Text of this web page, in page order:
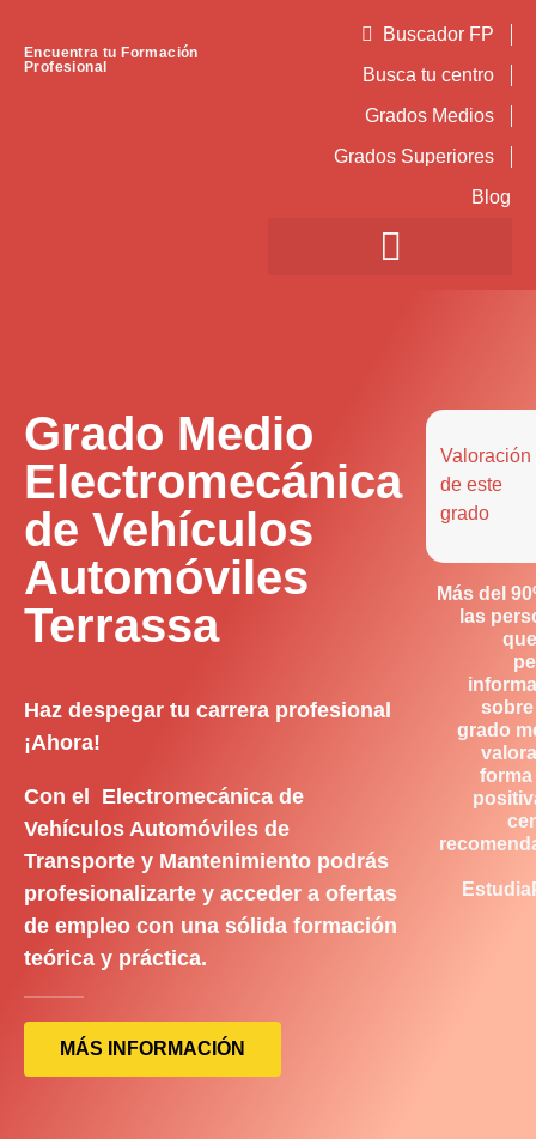
Encuentra tu Formación
Profesional
Buscador FP
Busca tu centro
Grados Medios
Grados Superiores
Blog
Grado Medio
Electromecánica
de Vehículos
Automóviles
Terrassa
Haz despegar tu carrera profesional
¡Ahora!
Con el Electromecánica de
Vehículos Automóviles de
Transporte y Mantenimiento podrás
profesionalizarte y acceder a ofertas
de empleo con una sólida formación
teórica y práctica.
MÁS INFORMACIÓN
Valoración
de este
grado
Más del
las
grado